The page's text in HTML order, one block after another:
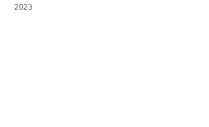
2023